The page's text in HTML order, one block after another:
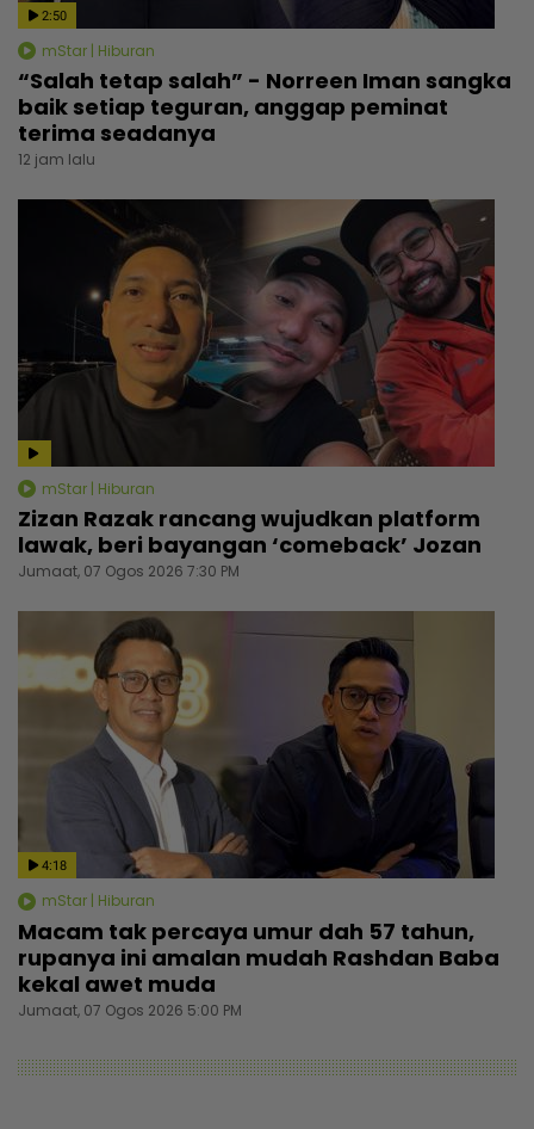
2:50
mStar | Hiburan
“Salah tetap salah” - Norreen Iman sangka
baik setiap teguran, anggap peminat
terima seadanya
12 jam lalu
mStar | Hiburan
Zizan Razak rancang wujudkan platform
lawak, beri bayangan ‘comeback’ Jozan
Jumaat, 07 Ogos 2026 7:30 PM
4:18
mStar | Hiburan
Macam tak percaya umur dah 57 tahun,
rupanya ini amalan mudah Rashdan Baba
kekal awet muda
Jumaat, 07 Ogos 2026 5:00 PM